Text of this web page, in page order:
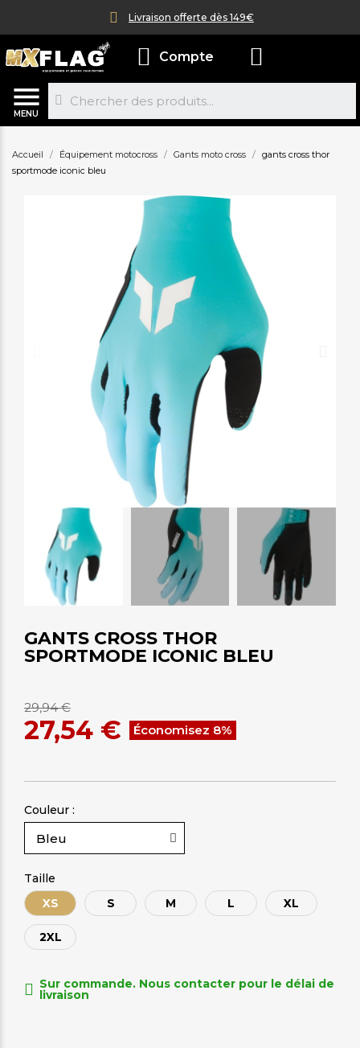
Livraison offerte dès 149€
MENU
Compte
Accueil Équipement motocross Gants moto cross
gants cross thor
sportmode iconic bleu
GANTS CROSS THOR
SPORTMODE ICONIC BLEU
29,94 €
27,54 € Économisez 8%
Couleur :
Taille
XS
S M L XL
2XL
Sur commande. Nous contacter pour le délai de
livraison